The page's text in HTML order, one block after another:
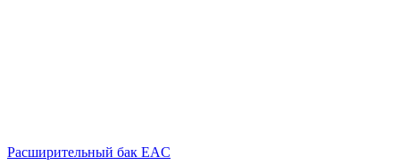
Расширительный бак EAC